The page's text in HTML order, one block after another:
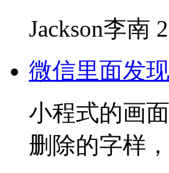
Jackson李南
微信里面发
小程式的画
删除的字样